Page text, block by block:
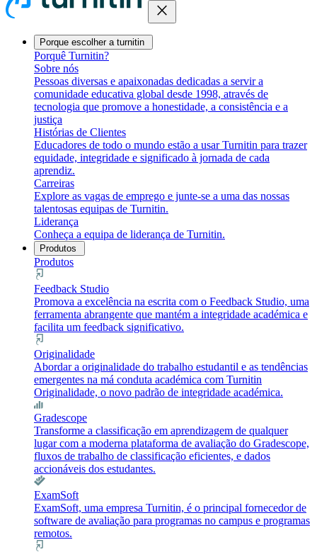
close
Porque escolher a turnitin
Porquê Turnitin?
Sobre nós
Pessoas diversas e apaixonadas dedicadas a servir a
comunidade educativa global desde 1998, através de
tecnologia que promove a honestidade, a consistência e a
justiça
Histórias de Clientes
Educadores de todo o mundo estão a usar Turnitin para trazer
equidade, integridade e significado à jornada de cada
aprendiz.
Carreiras
Explore as vagas de emprego e junte-se a uma das nossas
talentosas equipas de Turnitin.
Liderança
Conheça a equipa de liderança de Turnitin.
Produtos
Produtos
Feedback Studio
Promova a excelência na escrita com o Feedback Studio, uma
ferramenta abrangente que mantém a integridade académica e
facilita um feedback significativo.
Originalidade
Abordar a originalidade do trabalho estudantil e as tendências
emergentes na má conduta académica com Turnitin
Originalidade, o novo padrão de integridade académica.
Gradescope
Transforme a classificação em aprendizagem de qualquer
lugar com a moderna plataforma de avaliação do Gradescope,
fluxos de trabalho de classificação eficientes, e dados
accionáveis dos estudantes.
ExamSoft
ExamSoft, uma empresa Turnitin, é o principal fornecedor de
software de avaliação para programas no campus e programas
remotos.